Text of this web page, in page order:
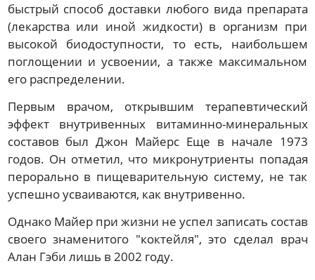
быстрый способ доставки любого вида препарата
(лекарства или иной жидкости) в организм при
высокой биодоступности, то есть, наибольшем
поглощении и усвоении, а также максимальном
его распределении.
Первым врачом, открывшим терапевтический
эффект внутривенных витаминно-минеральных
составов был Джон Майерс Еще в начале 1973
годов. Он отметил, что микронутриенты попадая
перорально в пищеварительную систему, не так
успешно усваиваются, как внутривенно.
Однако Майер при жизни не успел записать состав
своего знаменитого "коктейля", это сделал врач
Алан Гэби лишь в 2002 году.